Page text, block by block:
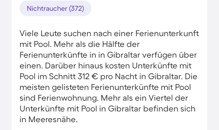
Nichtraucher (372)
Viele Leute suchen nach einer Ferienunterkunft
mit Pool. Mehr als die Hälfte der
Ferienunterkünfte in in Gibraltar verfügen über
einen. Darüber hinaus kosten Unterkünfte mit
Pool im Schnitt 312 € pro Nacht in Gibraltar. Die
meisten gelisteten Ferienunterkünfte mit Pool
sind Ferienwohnung. Mehr als ein Viertel der
Unterkünfte mit Pool in Gibraltar befinden sich
in Meeresnähe.